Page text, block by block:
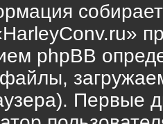
phpBB
Первые